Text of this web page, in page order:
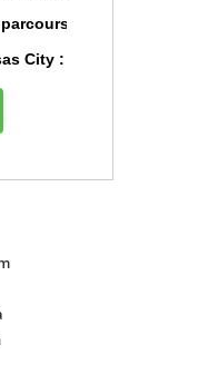
pour les
City : L’Algérie